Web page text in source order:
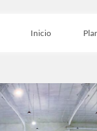
Inicio